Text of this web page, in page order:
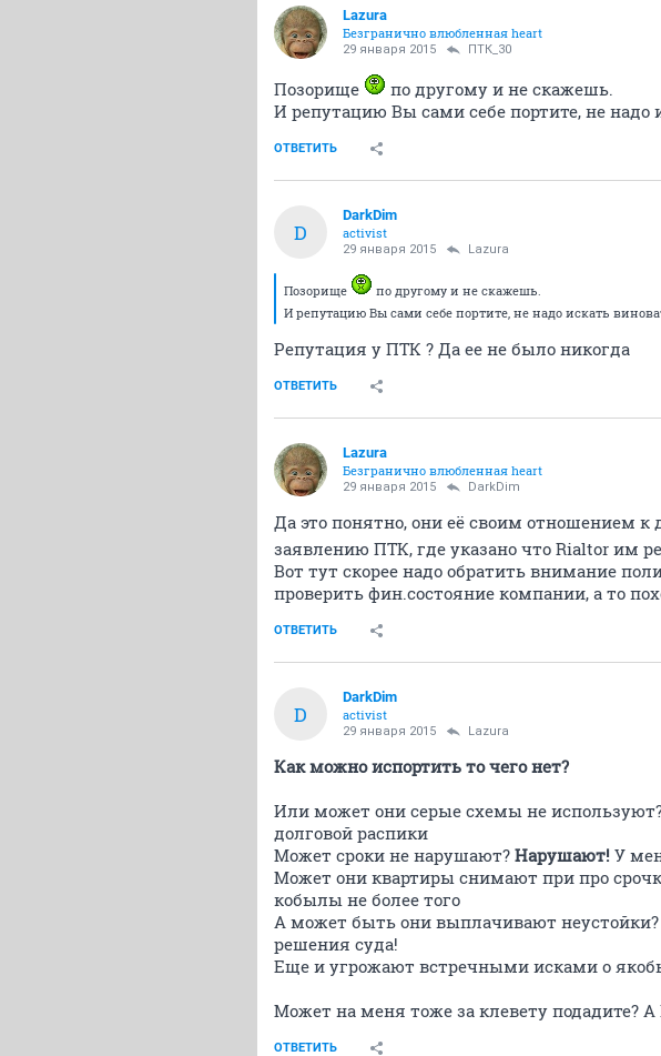
Lazura
Безгранично влюбленная heart
29 января 2015 ПТК_30
Позорище
по другому и не скажешь.
И репутацию Вы сами себе портите, не надо
ОТВЕТИТЬ
D
DarkDim
activist
29 января 2015 Lazura
Позорище
по другому и не скажешь.
И репутацию Вы сами себе портите, не надо искать
Репутация у ПТК ? Да ее не было никогда
ОТВЕТИТЬ
Lazura
Безгранично влюбленная heart
29 января 2015 DarkDim
Да это понятно, они её своим отношением
заявлению ПТК, где указано что Rialtor им
Вот тут скорее надо обратить внимание
проверить фин.состояние компании, а то
ОТВЕТИТЬ
D
DarkDim
activist
29 января 2015 Lazura
Как можно испортить то чего нет?
Или может они серые схемы не
долговой распики
Может сроки не нарушают? Нарушают! У
Может они квартиры снимают при про
кобылы не более того
А может быть они выплачивают неустойки?
решения суда!
Еще и угрожают встречными исками о
Может на меня тоже за клевету подадите?
ОТВЕТИТЬ